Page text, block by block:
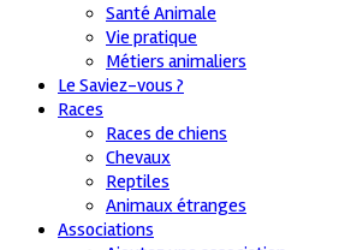
Santé Animale
Vie pratique
Métiers animaliers
Le Saviez-vous ?
Races
Races de chiens
Chevaux
Reptiles
Animaux étranges
Associations